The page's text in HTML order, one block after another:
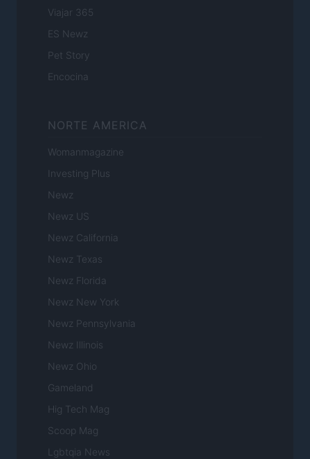
Viajar 365
ES Newz
Pet Story
Encocina
NORTE AMERICA
Womanmagazine
Investing Plus
Newz
Newz US
Newz California
Newz Texas
Newz Florida
Newz New York
Newz Pennsylvania
Newz Illinois
Newz Ohio
Gameland
Hig Tech Mag
Scoop Mag
Lgbtqia News